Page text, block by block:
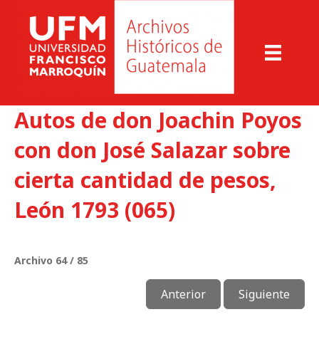
Autos de don Joachin Poyos
con don José Salazar sobre
cierta cantidad de pesos,
León 1793 (065)
Archivo 64 / 85
Anterior Siguiente